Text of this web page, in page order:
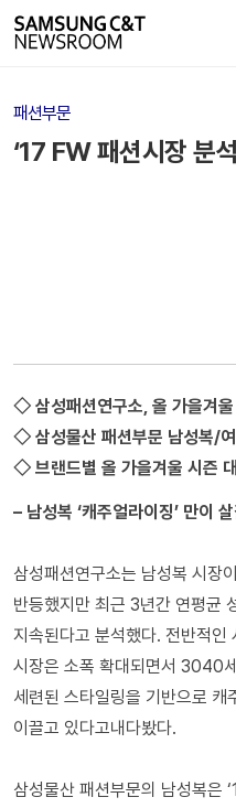
패션부문
‘17 FW 패션시장 분
◇ 삼성패션연구소, 올 가을겨
◇ 삼성물산 패션부문 남성복/
◇ 브랜드별 올 가을겨울 시즌
– 남성복 ‘캐주얼라이징’ 만이
삼성패션연구소는 남성복 시장
반등했지만 최근 3년간 연평균
지속된다고 분석했다. 전반적인
시장은 소폭 확대되면서 3040
세련된 스타일링을 기반으로 캐
이끌고 있다고내다봤다.
삼성물산 패션부문의 남성복은